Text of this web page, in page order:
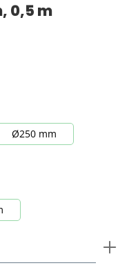
0,5 m
Ø250 mm
Wert ein